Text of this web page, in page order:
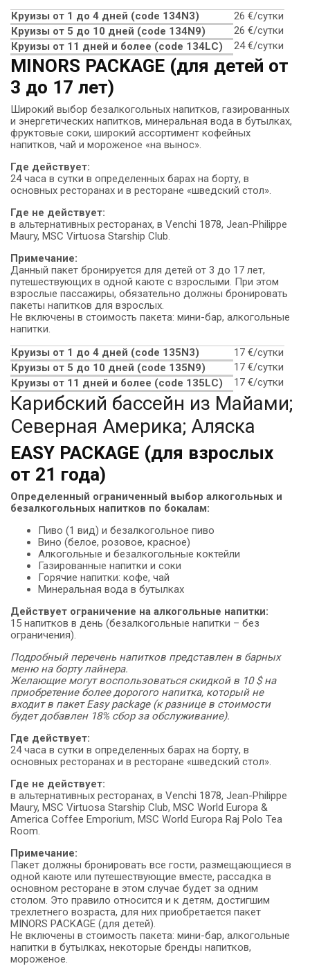
Круизы от 1 до 4 дней (code 134N3)
26 €/сутки
Круизы от 5 до 10 дней (сode 134N9)
26 €/сутки
Круизы от 11 дней и более (code 134LC)
24 €/сутки
MINORS PACKAGE (для детей от
3 до 17 лет)
Широкий выбор безалкогольных напитков, газированных
и энергетических напитков, минеральная вода в бутылках,
фруктовые соки, широкий ассортимент кофейных
напитков, чай и мороженое «на вынос».
Где действует:
24 часа в сутки в определенных барах на борту, в
основных ресторанах и в ресторане «шведский стол».
Где не действует:
в альтернативных ресторанах, в Venchi 1878, Jean-Philippe
Maury, MSC Virtuosa Starship Club.
Примечание:
Данный пакет бронируется для детей от 3 до 17 лет,
путешествующих в одной каюте с взрослыми. При этом
взрослые пассажиры, обязательно должны бронировать
пакеты напитков для взрослых.
Не включены в стоимость пакета: мини-бар, алкогольные
напитки.
Круизы от 1 до 4 дней (code 135N3)
17 €/сутки
Круизы от 5 до 10 дней (сode 135N9)
17 €/сутки
Круизы от 11 дней и более (code 135LC)
17 €/сутки
Карибский бассейн из Майами;
Северная Америка; Аляска
EASY PACKAGE (для взрослых
от 21 года)
Определенный ограниченный выбор алкогольных и
безалкогольных напитков по бокалам:
Пиво (1 вид) и безалкогольное пиво
Вино (белое, розовое, красное)
Алкогольные и безалкогольные коктейли
Газированные напитки и соки
Горячие напитки: кофе, чай
Минеральная вода в бутылках
Действует ограничение на алкогольные напитки:
15 напитков в день (безалкогольные напитки – без
ограничения).
Подробный перечень напитков представлен в барных
меню на борту лайнера.
Желающие могут воспользоваться скидкой в 10 $ на
приобретение более дорогого напитка, который не
входит в пакет Easy package (к разнице в стоимости
будет добавлен 18% сбор за обслуживание).
Где действует:
24 часа в сутки в определенных барах на борту, в
основных ресторанах и в ресторане «шведский стол».
Где не действует:
в альтернативных ресторанах, в Venchi 1878, Jean-Philippe
Maury, MSC Virtuosa Starship Club, MSC World Europa &
America Coffee Emporium, MSC World Europa Raj Polo Tea
Room.
Примечание:
Пакет должны бронировать все гости, размещающиеся в
одной каюте или путешествующие вместе, рассадка в
основном ресторане в этом случае будет за одним
столом. Это правило относится и к детям, достигшим
трехлетнего возраста, для них приобретается пакет
MINORS PACKAGE (для детей).
Не включены в стоимость пакета: мини-бар, алкогольные
напитки в бутылках, некоторые бренды напитков,
мороженое.